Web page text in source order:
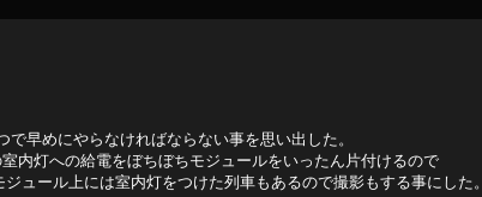
早めにやらなければならない事を思い出した。
内灯への給電をぼちぼちモジュールをいったん片付けるので
ュール上には室内灯をつけた列車もあるので撮影もする事にした。